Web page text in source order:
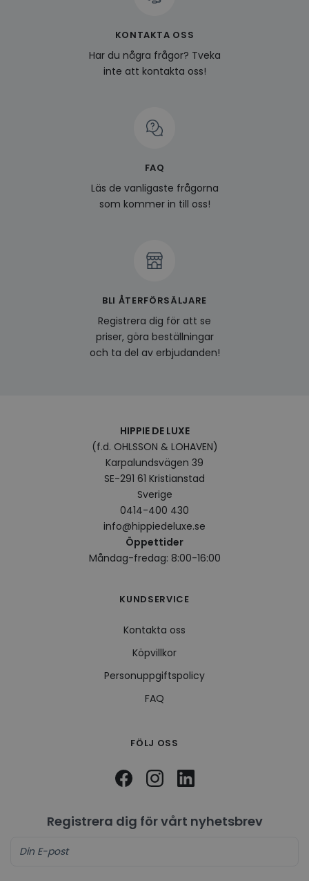
KONTAKTA OSS
Har du några frågor? Tveka
inte att kontakta oss!
FAQ
Läs de vanligaste frågorna
som kommer in till oss!
BLI ÅTERFÖRSÄLJARE
Registrera dig för att se
priser, göra beställningar
och ta del av erbjudanden!
HIPPIE DE LUXE
(f.d. OHLSSON & LOHAVEN)
Karpalundsvägen 39
SE-291 61 Kristianstad
Sverige
0414-400 430
info@hippiedeluxe.se
Öppettider
Måndag-fredag: 8:00-16:00
KUNDSERVICE
Kontakta oss
Köpvillkor
Personuppgiftspolicy
FAQ
FÖLJ OSS
Registrera dig för vårt nyhetsbrev